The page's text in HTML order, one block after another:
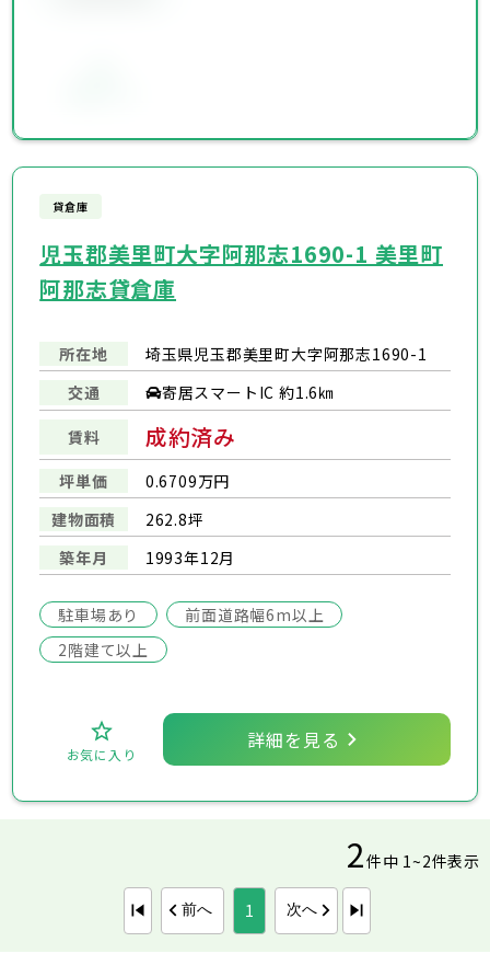
貸倉庫
児玉郡美里町大字阿那志1690-1 美里町
阿那志貸倉庫
所在地
埼玉県児玉郡美里町大字阿那志1690-1
交通
寄居スマートIC 約1.6㎞
賃料 成約済み
坪単価
0.6709万円
建物面積
262.8坪
築年月
1993年12月
駐車場あり
前面道路幅6m以上
2階建て以上
お気に入り
詳細を見る
2件中 1~2件表示
前へ 1 次へ